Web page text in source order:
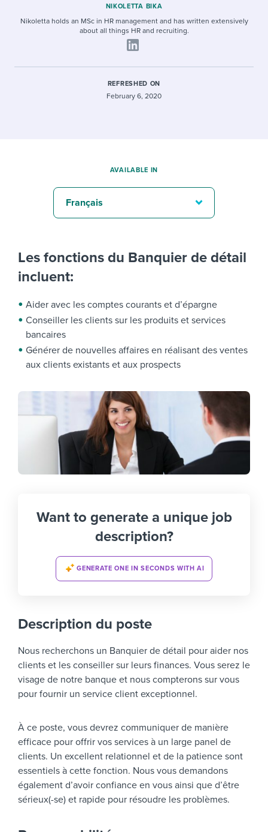
NIKOLETTA BIKA
Nikoletta holds an MSc in HR management and has written extensively
about all things HR and recruiting.
REFRESHED ON
February 6, 2020
Les fonctions du Banquier de détail
incluent:
Aider avec les comptes courants et d’épargne
Conseiller les clients sur les produits et services
bancaires
Générer de nouvelles affaires en réalisant des ventes
aux clients existants et aux prospects
Want to generate a unique job
description?
GENERATE ONE IN SECONDS WITH AI
Description du poste
Nous recherchons un Banquier de détail pour aider nos
clients et les conseiller sur leurs finances. Vous serez le
visage de notre banque et nous compterons sur vous
pour fournir un service client exceptionnel.
À ce poste, vous devrez communiquer de manière
efficace pour offrir vos services à un large panel de
clients. Un excellent relationnel et de la patience sont
essentiels à cette fonction. Nous vous demandons
également d’avoir confiance en vous ainsi que d’être
sérieux(-se) et rapide pour résoudre les problèmes.
AVAILABLE IN
Français